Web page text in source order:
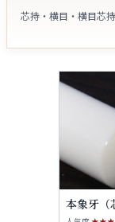
芯持・横目・横目芯
本象牙（